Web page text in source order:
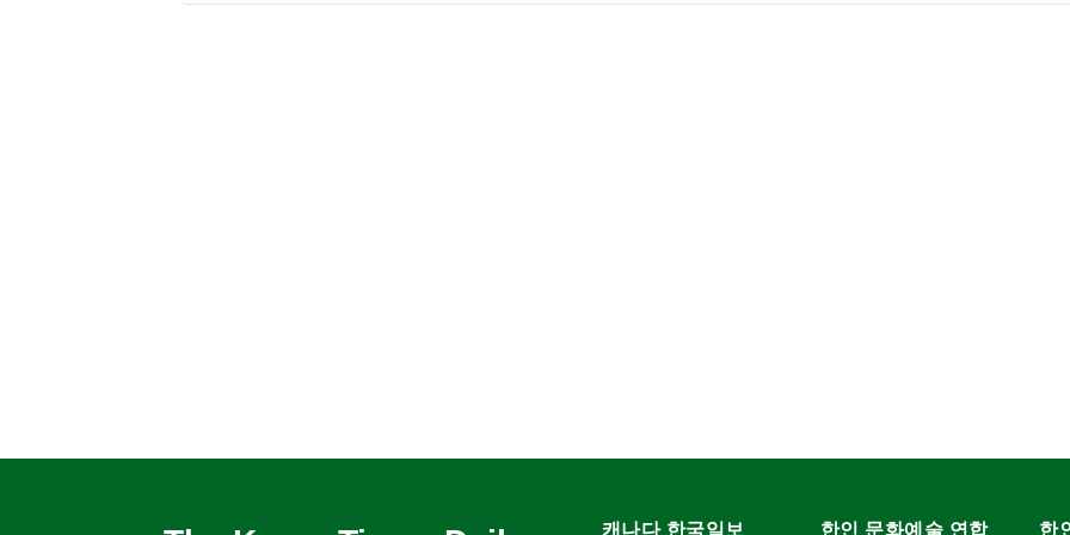
캐나다 한국일보 한인 문화예술 연합 한